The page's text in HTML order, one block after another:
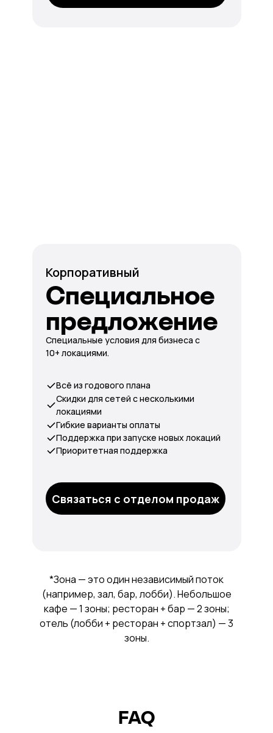
*Зона — это один независимый поток
(например, зал, бар, лобби). Небольшое
кафе — 1 зоны; ресторан + бар — 2 зоны;
отель (лобби + ресторан + спортзал) — 3
зоны.
Корпоративный
Специальное
предложение
Специальные условия для бизнеса с
10+ локациями.
Связаться с отделом продаж
Всё из годового плана
Скидки для сетей с несколькими
локациями
Гибкие варианты оплаты
Поддержка при запуске новых локаций
Приоритетная поддержка
FAQ